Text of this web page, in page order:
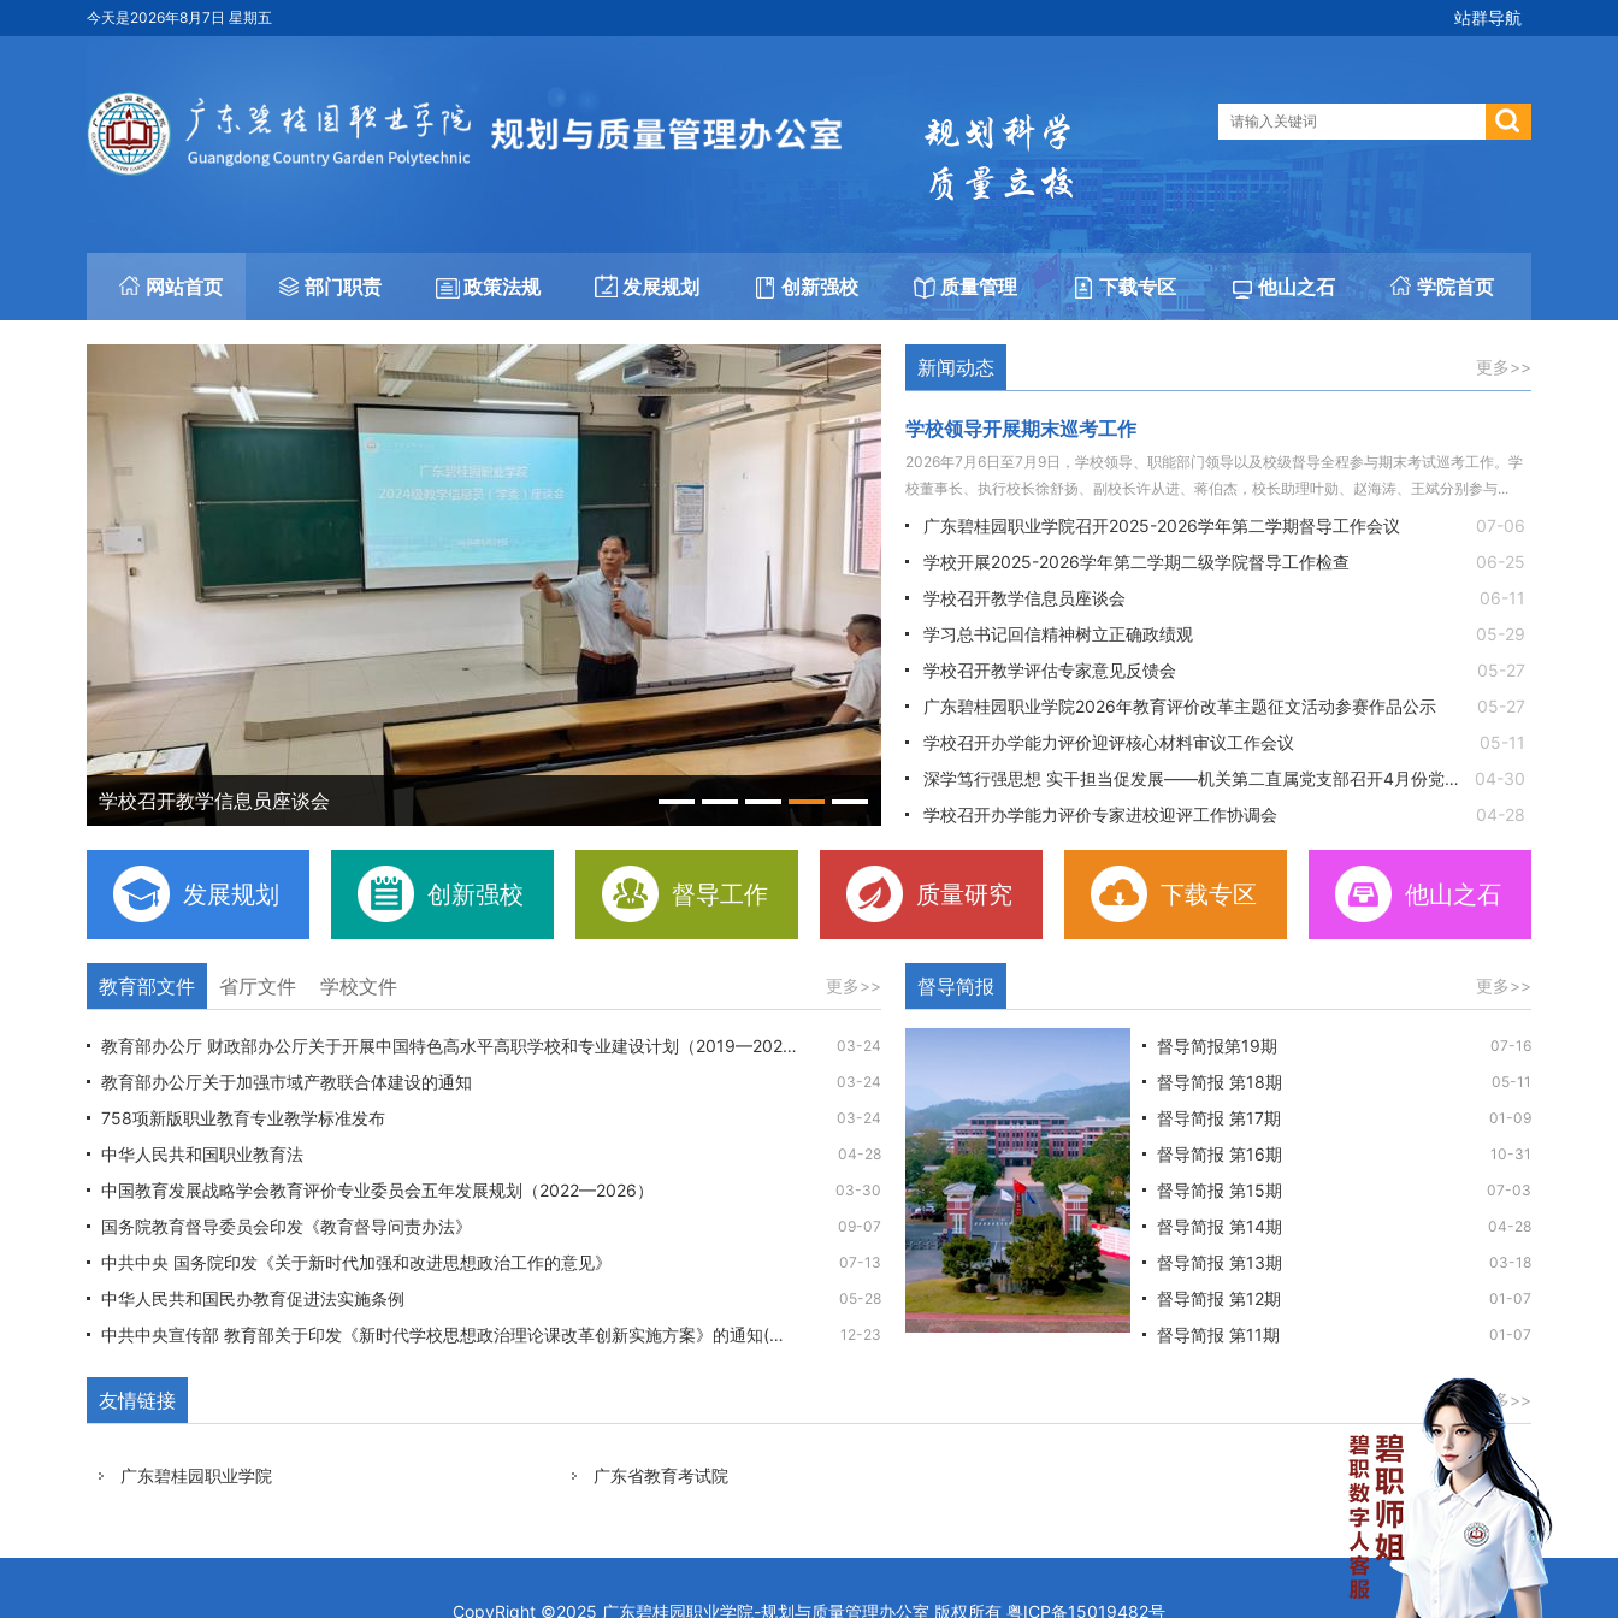
今天是2026年8月7日 星期五 站群导航
网站首页 部门职责 政策法规 发展规划 创新强校 质量管理 下载专区 他山之石 学院首页
学校召开教学信息员座谈会 学习总书记回信精神树立正确政绩观
1 2 3 4 5
更多>>
新闻动态
学校领导开展期末巡考工作
2026年7月6日至7月9日，学校领导、职能部门领导以及校级督导全程参与期末考试巡考工作。学
校董事长、执行校长徐舒扬、副校长许从进、蒋伯杰，校长助理叶勋、赵海涛、王斌分别参与...
07-06
广东碧桂园职业学院召开2025-2026学年第二学期督导工作会议
06-25
学校开展2025-2026学年第二学期二级学院督导工作检查
06-11
学校召开教学信息员座谈会
05-29
学习总书记回信精神树立正确政绩观
05-27
学校召开教学评估专家意见反馈会
05-27
广东碧桂园职业学院2026年教育评价改革主题征文活动参赛作品公示
05-11
学校召开办学能力评价迎评核心材料审议工作会议
04-30
深学笃行强思想 实干担当促发展——机关第二直属党支部召开4月份党…
04-28
学校召开办学能力评价专家进校迎评工作协调会
发展规划 创新强校 督导工作 质量研究 下载专区 他山之石
更多>>
教育部文件 省厅文件 学校文件
03-24
教育部办公厅 财政部办公厅关于开展中国特色高水平高职学校和专业建设计划（2019—202…
03-24
教育部办公厅关于加强市域产教联合体建设的通知
03-24
758项新版职业教育专业教学标准发布
04-28
中华人民共和国职业教育法
03-30
中国教育发展战略学会教育评价专业委员会五年发展规划（2022—2026）
09-07
国务院教育督导委员会印发《教育督导问责办法》
07-13
中共中央 国务院印发《关于新时代加强和改进思想政治工作的意见》
05-28
中华人民共和国民办教育促进法实施条例
12-23
中共中央宣传部 教育部关于印发《新时代学校思想政治理论课改革创新实施方案》的通知(…
更多>>
督导简报
07-16
督导简报第19期
05-11
督导简报 第18期
01-09
督导简报 第17期
10-31
督导简报 第16期
07-03
督导简报 第15期
04-28
督导简报 第14期
03-18
督导简报 第13期
01-07
督导简报 第12期
01-07
督导简报 第11期
更多>>
友情链接
广东碧桂园职业学院 广东省教育考试院
CopyRight ©2025 广东碧桂园职业学院-规划与质量管理办公室 版权所有 粤ICP备15019482号